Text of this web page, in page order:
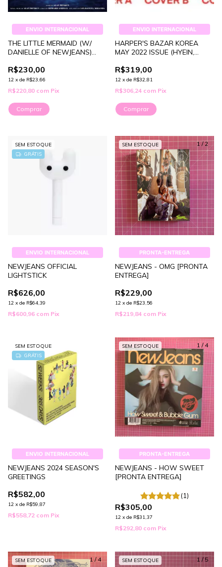
ENVIO INTERNACIONAL
THE LITTLE MERMAID (W/
DANIELLE OF NEWJEANS)
R$230,00
12 x de R$23,66
R$220,80 com Pix
Comprar
ENVIO INTERNACIONAL
HARPER'S BAZAR KOREA
MAY 2022 ISSUE (HYEIN,
R$319,00
12 x de R$32,81
R$306,24 com Pix
Comprar
SEM ESTOQUE
GRÁTIS
ENVIO INTERNACIONAL
NEWJEANS OFFICIAL
LIGHTSTICK
R$626,00
12 x de R$64,39
R$600,96 com Pix
1/2
SEM ESTOQUE
PRONTA-ENTREGA
NEWJEANS - OMG [PRONTA
ENTREGA]
R$229,00
12 x de R$23,56
R$219,84 com Pix
SEM ESTOQUE
GRÁTIS
ENVIO INTERNACIONAL
NEWJEANS 2024 SEASON'S
GREETINGS
R$582,00
12 x de R$59,87
R$558,72 com Pix
1 / 4
SEM ESTOQUE
PRONTA-ENTREGA
NEWJEANS - HOW SWEET
[PRONTA ENTREGA]
(1)
R$305,00
12 x de R$31,37
R$292,80 com Pix
1 / 4
SEM ESTOQUE 1 / 5
SEM ESTOQUE